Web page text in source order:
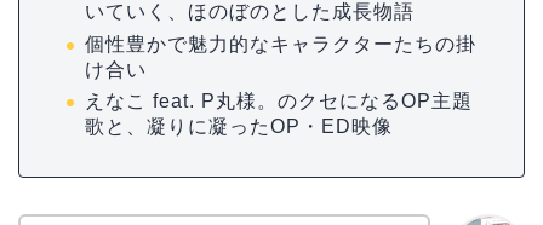
いていく、ほのぼのとした成長物語
個性豊かで魅力的なキャラクターたちの掛
け合い
えなこ feat. P丸様。のクセになるOP主題
歌と、凝りに凝ったOP・ED映像